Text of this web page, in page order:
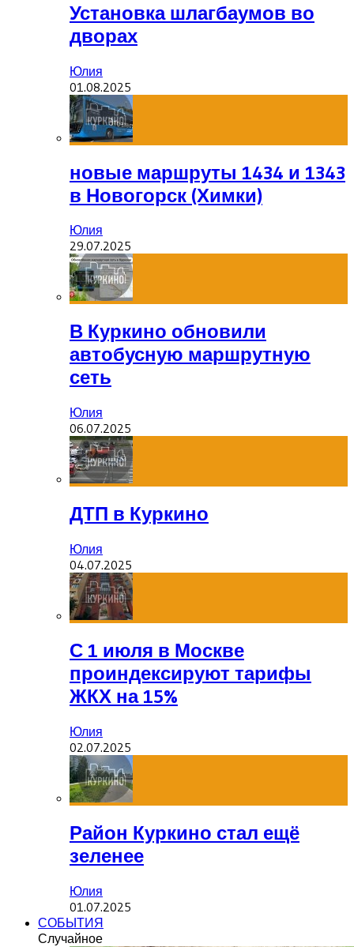
Установка шлагбаумов во
дворах
Юлия
01.08.2025
новые маршруты 1434 и 1343
в Новогорск (Химки)
Юлия
29.07.2025
В Куркино обновили
автобусную маршрутную
сеть
Юлия
06.07.2025
ДТП в Куркино
Юлия
04.07.2025
С 1 июля в Москве
проиндексируют тарифы
ЖКХ на 15%
Юлия
02.07.2025
Район Куркино стал ещё
зеленее
Юлия
01.07.2025
СОБЫТИЯ
Случайное